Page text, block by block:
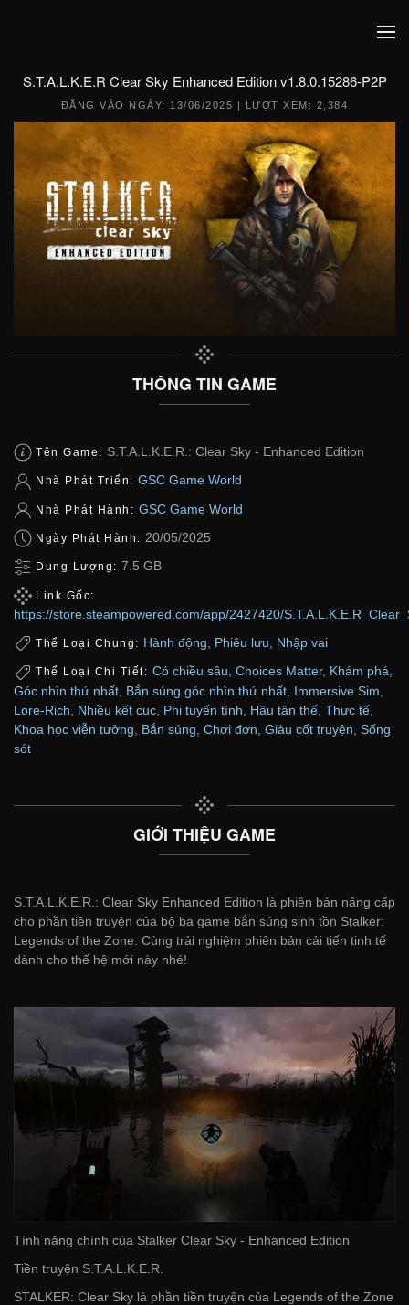
S.T.A.L.K.E.R Clear Sky Enhanced Edition v1.8.0.15286-P2P
ĐĂNG VÀO NGÀY: 13/06/2025 | LƯỢT XEM: 2,384
THÔNG TIN GAME
Tên Game: S.T.A.L.K.E.R.: Clear Sky - Enhanced Edition
Nhà Phát Triển: GSC Game World
Nhà Phát Hành: GSC Game World
Ngày Phát Hành: 20/05/2025
Dung Lượng: 7.5 GB
Link Gốc:
https://store.steampowered.com/app/2427420/
Thể Loại Chung: Hành động Phiêu lưu Nhập vai
Thể Loại Chi Tiết: Có chiều sâu, Choices Matter, Khám phá,
Góc nhìn thứ nhất Bắn súng góc nhìn thứ nhất Immersive Sim
Lore-Rich
Nhiều kết cục Phi tuyến tính Hậu tận thế Thực tế
Khoa học viễn tưởng
Bắn súng Chơi đơn Giàu cốt truyện Sống
sót
GIỚI THIỆU GAME
S.T.A.L.K.E.R.: Clear Sky Enhanced Edition là phiên bản nâng cấp
cho phần tiền truyện của bộ ba game bắn súng sinh tồn Stalker:
Legends of the Zone. Cùng trải nghiệm phiên bản cải tiến tinh tế
dành cho thế hệ mới này nhé!
Tính năng chính của Stalker Clear Sky - Enhanced Edition
Tiền truyện S.T.A.L.K.E.R.
STALKER: Clear Sky là phần tiền truyện của Legends of the Zone